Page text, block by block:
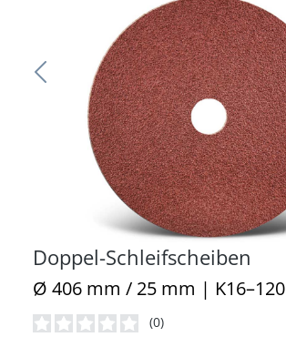
Doppel-Schleifscheiben
Ø 406 mm / 25 mm | K16–120
(0)